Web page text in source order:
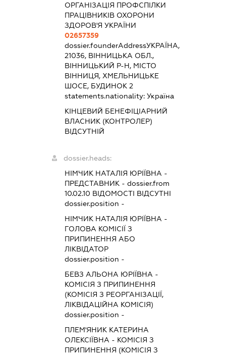
ОРГАНІЗАЦІЯ ПРОФСПІЛКИ
ПРАЦІВНИКІВ ОХОРОНИ
ЗДОРОВ'Я УКРАЇНИ
02657359
dossier.founderAddressУКРАЇНА,
21036, ВІННИЦЬКА ОБЛ.,
ВІННИЦЬКИЙ Р-Н, МІСТО
ВІННИЦЯ, ХМЕЛЬНИЦЬКЕ
ШОСЕ, БУДИНОК 2
statements.nationality: Україна
КІНЦЕВИЙ БЕНЕФІЦІАРНИЙ
ВЛАСНИК (КОНТРОЛЕР)
ВІДСУТНІЙ
dossier.heads:
НІМЧИК НАТАЛІЯ ЮРІЇВНА -
ПРЕДСТАВНИК- dossier.from
10.02.10 ВІДОМОСТІ ВІДСУТНІ
dossier.position -
НІМЧИК НАТАЛІЯ ЮРІЇВНА -
ГОЛОВА КОМІСІЇ З
ПРИПИНЕННЯ АБО
ЛІКВІДАТОР
dossier.position -
БЕВЗ АЛЬОНА ЮРІЇВНА -
КОМІСІЯ З ПРИПИНЕННЯ
(КОМІСІЯ З РЕОРГАНІЗАЦІЇ,
ЛІКВІДАЦІЙНА КОМІСІЯ)
dossier.position -
ПЛЕМ'ЯНИК КАТЕРИНА
ОЛЕКСІЇВНА - КОМІСІЯ З
ПРИПИНЕННЯ (КОМІСІЯ З